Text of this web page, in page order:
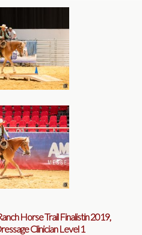
Horse Trail Finalistin 2019,
Clinician Level 1